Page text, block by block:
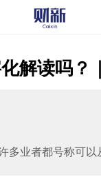
解读吗？
多业者都号称可